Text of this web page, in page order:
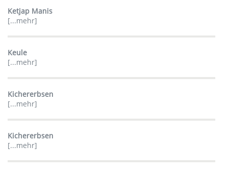
Ketjap Manis
[...mehr]
Keule
[...mehr]
Kichererbsen
[...mehr]
Kichererbsen
[...mehr]